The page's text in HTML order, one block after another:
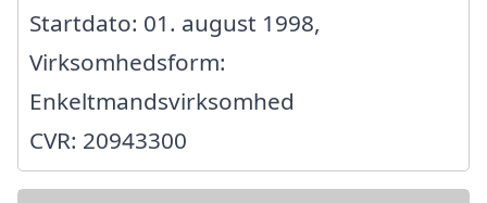
Startdato: 01. august 1998,
Virksomhedsform:
Enkeltmandsvirksomhed
CVR: 20943300